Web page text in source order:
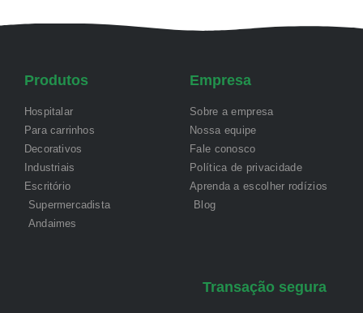
Produtos
Hospitalar
Para carrinhos
Decorativos
Industriais
Escritório
Supermercadista
Andaimes
Empresa
Sobre a empresa
Nossa equipe
Fale conosco
Política de privacidade
Aprenda a escolher rodízios
Blog
Transação segura